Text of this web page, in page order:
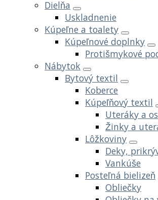
Dielňa
Uskladnenie
Kúpeľne a toalety
Kúpeľnové doplnky
Protišmykové
Nábytok
Bytový textil
Koberce
Kúpeľňový textil
Uteráky a
Žinky a
Lôžkoviny
Deky,
Vankúše
Posteľná bielizeň
Obliečky